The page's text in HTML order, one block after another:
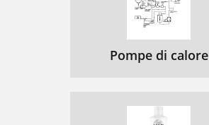
Pompe di calore